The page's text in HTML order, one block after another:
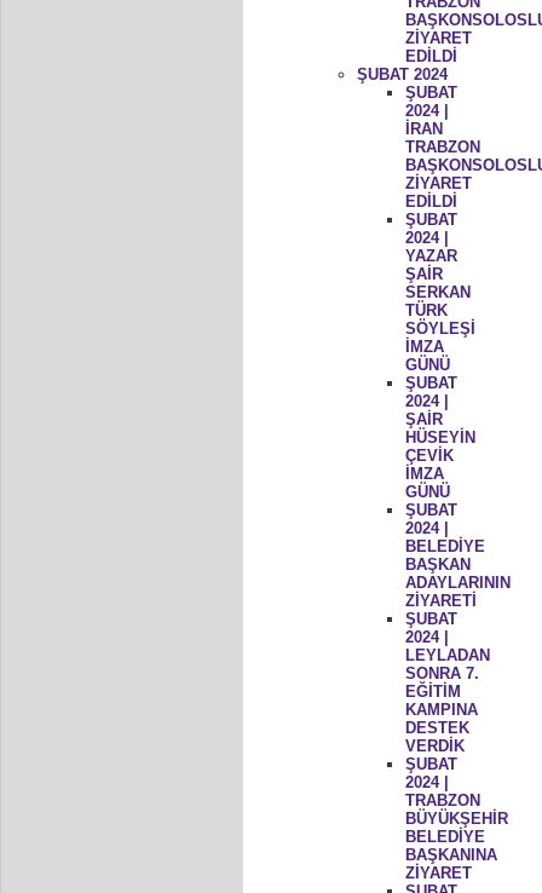
ZİYARET
EDİLDİ
ŞUBAT 2024
ŞUBAT
2024 |
İRAN
TRABZON
ZİYARET
EDİLDİ
ŞUBAT
2024 |
YAZAR
ŞAİR
SERKAN
TÜRK
SÖYLEŞİ
İMZA
GÜNÜ
ŞUBAT
2024 |
ŞAİR
HÜSEYİN
ÇEVİK
İMZA
GÜNÜ
ŞUBAT
2024 |
BELEDİYE
BAŞKAN
ADAYLARININ
ZİYARETİ
ŞUBAT
2024 |
LEYLADAN
SONRA 7.
EĞİTİM
KAMPINA
DESTEK
VERDİK
ŞUBAT
2024 |
TRABZON
BÜYÜKŞEHİR
BELEDİYE
BAŞKANINA
ZİYARET